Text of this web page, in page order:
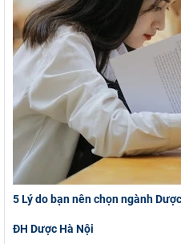
5 Lý do bạn nên chọn ngành
ĐH Dược Hà Nội